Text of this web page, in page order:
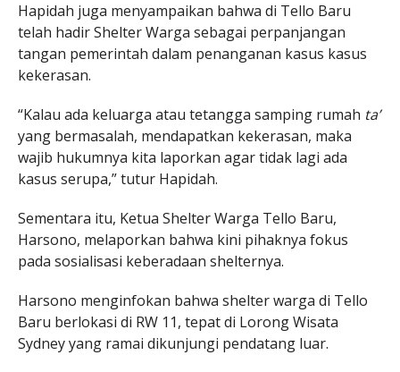
Hapidah juga menyampaikan bahwa di Tello Baru
telah hadir Shelter Warga sebagai perpanjangan
tangan pemerintah dalam penanganan kasus kasus
kekerasan.
“Kalau ada keluarga atau tetangga samping rumah ta’
yang bermasalah, mendapatkan kekerasan, maka
wajib hukumnya kita laporkan agar tidak lagi ada
kasus serupa,” tutur Hapidah.
Sementara itu, Ketua Shelter Warga Tello Baru,
Harsono, melaporkan bahwa kini pihaknya fokus
pada sosialisasi keberadaan shelternya.
Harsono menginfokan bahwa shelter warga di Tello
Baru berlokasi di RW 11, tepat di Lorong Wisata
Sydney yang ramai dikunjungi pendatang luar.